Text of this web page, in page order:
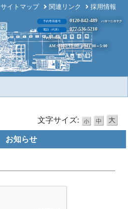
サイトマップ 関連リンク 採用情報
予約専用番号 0120-842-489 ハヨーニヨヤク
電話（代表） 077-536-5210
予約受付時間
AM:9:00～12:00 PM1:00～5:00
文字サイズ:
お知らせ